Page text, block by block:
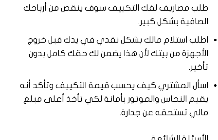
طلب مصاريف لفك التكييف سوف ينقص من أرباحك
الصافية بشكل كبير.
اطلب استلام مالك بشكل نقدي في يدك قبل خروج
الأجهزة من بيتك لأن هذا يضمن لك حقك كامل بدون
تأخير.
اسأل المشتري كيف يحسب قيمة التكييف وتأكد أنه
يقيم النحاس والموتور بأمانة لكي تأخذ أعلى مبلغ
مالي تستحقه عن جدارة.